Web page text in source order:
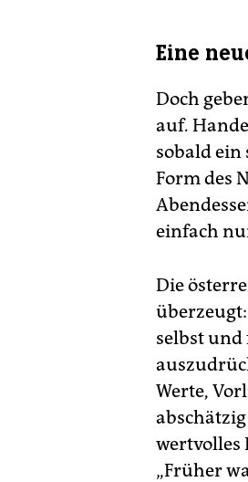
Eine
Doch
auf.
sobald ein
Form des
einfach
Die
selbst
Werte,
wertvolles
„Früher